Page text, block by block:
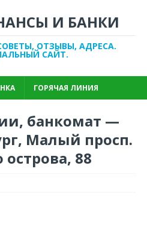
И БАНКИ
ОТЗЫВЫ, АДРЕСА.
САЙТ.
ГОРЯЧАЯ ЛИНИЯ
банкомат —
Малый просп.
острова, 88